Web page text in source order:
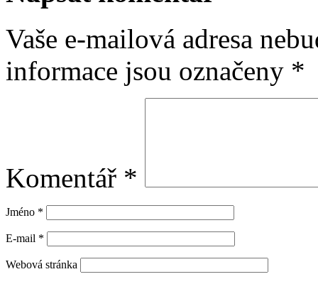
Vaše e-mailová adresa
informace jsou označeny *
Komentář *
Jméno *
E-mail *
Webová stránka